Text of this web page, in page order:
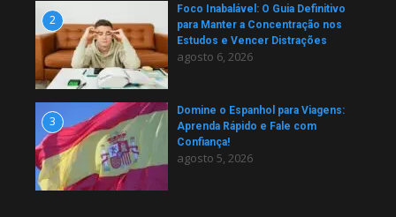
2
Foco Inabalável: O Guia Definitivo
para Manter a Concentração nos
Estudos e Vencer Distrações
agosto 6, 2026
3
Domine o Espanhol para Viagens:
Aprenda Rápido e Fale com
Confiança!
agosto 5, 2026